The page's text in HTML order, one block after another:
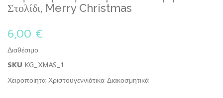
Στολίδι, Merry Christmas
6,00 €
Διαθέσιμο
SKU KG_XMAS_1
Χειροποίητα Χριστουγεννιάτικα Διακοσμητικά
to
the
of
images
gallery